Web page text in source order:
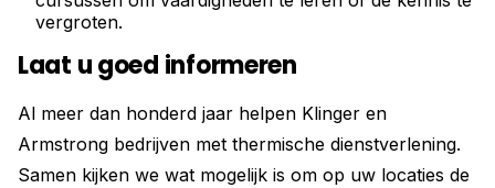
vergroten.
Laat u goed informeren
Al meer dan honderd jaar helpen Klinger en
Armstrong bedrijven met thermische dienstverlening.
Samen kijken we wat mogelijk is om op uw locaties de